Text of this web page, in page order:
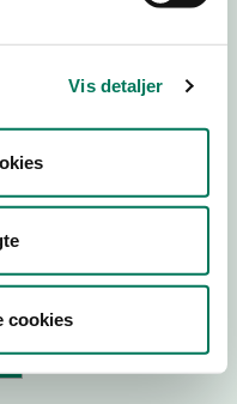
Vis detaljer
cookies
website
hjemmeside